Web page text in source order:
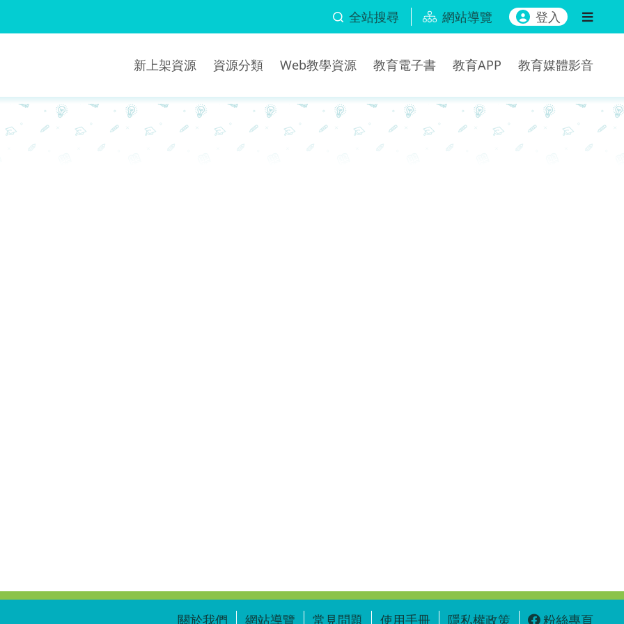
全站搜尋 網站導覽 登入
新上架資源 資源分類 Web教學資源 教育電子書 教育APP 教育媒體影音
關於我們 網站導覽 常見問題 使用手冊 隱私權政策 粉絲專頁